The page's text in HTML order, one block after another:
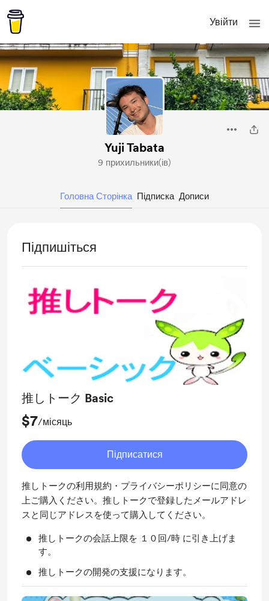
Увійти
Yuji Tabata
9 прихильники(ів)
Головна Сторінка Підписка Дописи
Підпишіться
推しトーク Basic
$7/місяць
Підписатися
推しトークの利用規約・プライバシーポリシーに同意の
上ご購入ください。推しトークで登録したメールアドレ
スと同じアドレスを使って購入してください。
推しトークの会話上限を １０回/時 に引き上げま
す。
推しトークの開発の支援になります。